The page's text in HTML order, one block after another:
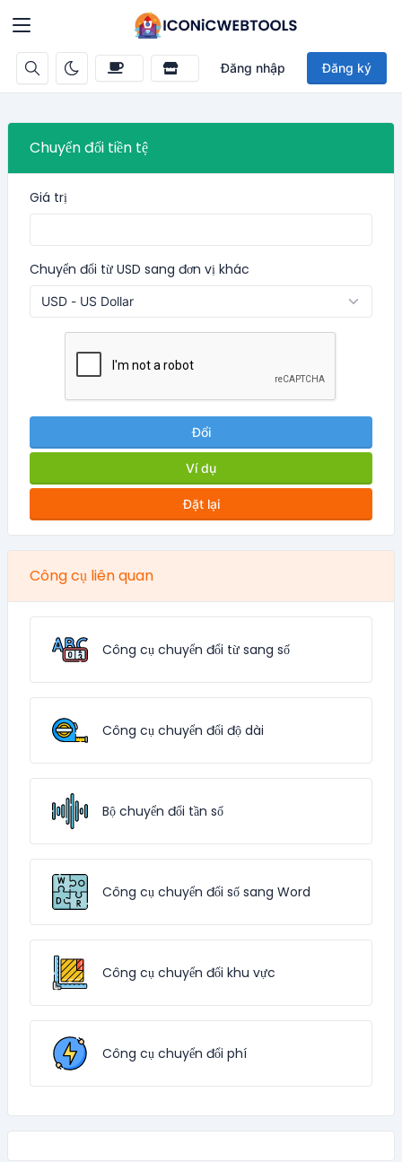
Đăng nhập Đăng ký
Chuyển đổi tiền tệ
Giá trị
Chuyển đổi từ USD sang đơn vị khác
Đổi
Ví dụ
Đặt lại
Công cụ liên quan
Công cụ chuyển đổi từ sang số
Công cụ chuyển đổi độ dài
Bộ chuyển đổi tần số
Công cụ chuyển đổi số sang Word
Công cụ chuyển đổi khu vực
Công cụ chuyển đổi phí